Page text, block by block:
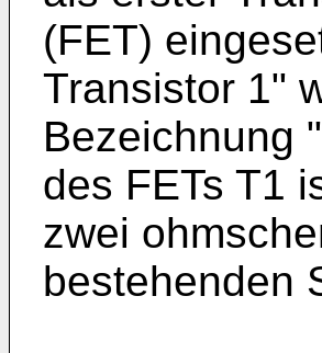
(FET)
Transistor 1"
Bezeichnung
des FETs T1
zwei
bestehenden